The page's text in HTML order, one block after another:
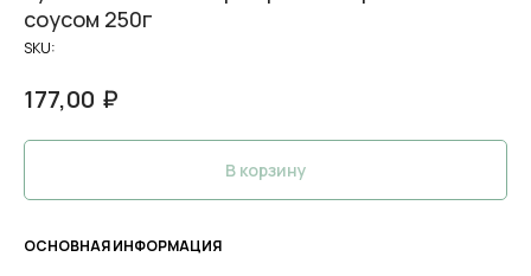
соусом 250г
SKU:
177,00 ₽
В корзину
ОСНОВНАЯ ИНФОРМАЦИЯ